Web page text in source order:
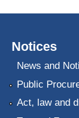
Notices
News and
Public
Act, law and